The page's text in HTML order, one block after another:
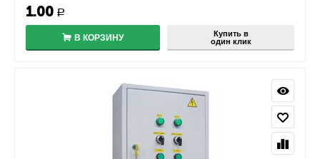
1.00 Р
В КОРЗИНУ
Купить в
один клик